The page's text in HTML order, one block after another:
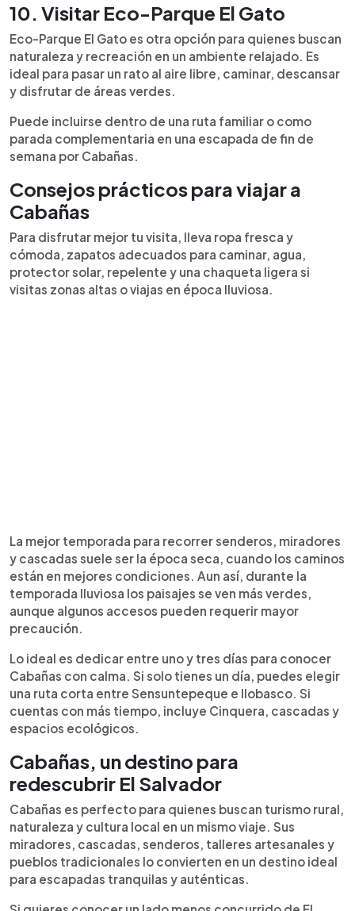
10. Visitar Eco-Parque El Gato
Eco-Parque El Gato es otra opción para quienes buscan
naturaleza y recreación en un ambiente relajado. Es
ideal para pasar un rato al aire libre, caminar, descansar
y disfrutar de áreas verdes.
Puede incluirse dentro de una ruta familiar o como
parada complementaria en una escapada de fin de
semana por Cabañas.
Consejos prácticos para viajar a
Cabañas
Para disfrutar mejor tu visita, lleva ropa fresca y
cómoda, zapatos adecuados para caminar, agua,
protector solar, repelente y una chaqueta ligera si
visitas zonas altas o viajas en época lluviosa.
La mejor temporada para recorrer senderos, miradores
y cascadas suele ser la época seca, cuando los caminos
están en mejores condiciones. Aun así, durante la
temporada lluviosa los paisajes se ven más verdes,
aunque algunos accesos pueden requerir mayor
precaución.
Lo ideal es dedicar entre uno y tres días para conocer
Cabañas con calma. Si solo tienes un día, puedes elegir
una ruta corta entre Sensuntepeque e Ilobasco. Si
cuentas con más tiempo, incluye Cinquera, cascadas y
espacios ecológicos.
Cabañas, un destino para
redescubrir El Salvador
Cabañas es perfecto para quienes buscan turismo rural,
naturaleza y cultura local en un mismo viaje. Sus
miradores, cascadas, senderos, talleres artesanales y
pueblos tradicionales lo convierten en un destino ideal
para escapadas tranquilas y auténticas.